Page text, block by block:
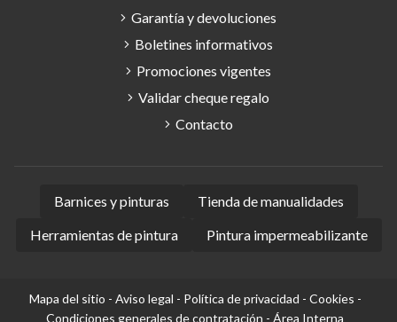
Garantía y devoluciones
Boletines informativos
Promociones vigentes
Validar cheque regalo
Contacto
Barnices y pinturas
Tienda de manualidades
Herramientas de pintura
Pintura impermeabilizante
Mapa del sitio - Aviso legal - Política de privacidad - Cookies -
Condiciones generales de contratación - Área Interna